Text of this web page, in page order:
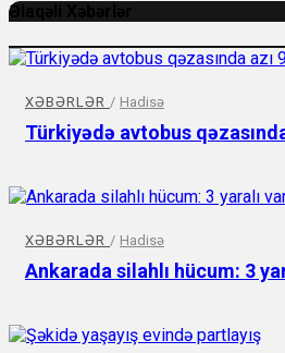
Əlaqəli Xəbərlər
XƏBƏRLƏR / Hadisə
Türkiyədə avtobus
XƏBƏRLƏR / Hadisə
Ankarada silahlı hücum: 3